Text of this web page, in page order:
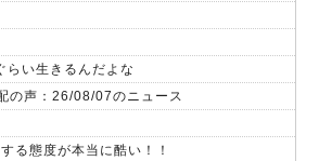
らい生きるんだよな
の声：26/08/07のニュース
る態度が本当に酷い！！